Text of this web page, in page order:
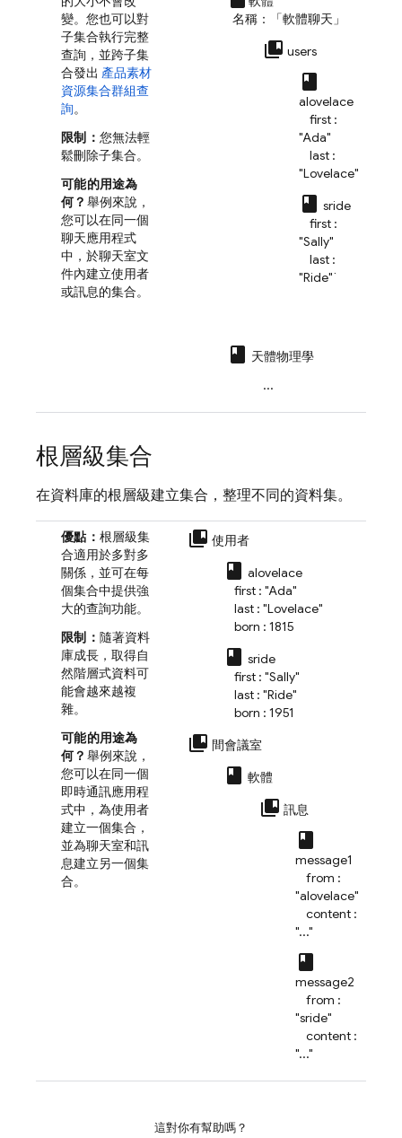
變。您也可以對
子集合執行完整
查詢，並跨子集
合發出 產品素材
資源集合群組查
詢。
限制： 您無法輕
鬆刪除子集合。
可能的用途為
何？ 舉例來說，
您可以在同一個
聊天應用程式
中，於聊天室文
件內建立使用者
或訊息的集合。
名稱：「軟體聊天」
collections_bookmark users
class
alovelace
first :
"Ada"
last :
"Lovelace"
class
sride
first :
"Sally"
last :
"Ride"`
class
天體物理學
...
根層級集合
在資料庫的根層級建立集合，整理不同的資料集。
優點： 根層級集
合適用於多對多
關係，並可在每
個集合中提供強
大的查詢功能。
限制： 隨著資料
庫成長，取得自
然階層式資料可
能會越來越複
雜。
可能的用途為
何？ 舉例來說，
您可以在同一個
即時通訊應用程
式中，為使用者
建立一個集合，
並為聊天室和訊
息建立另一個集
合。
collections_bookmark 使用者
class
alovelace
first : "Ada"
last : "Lovelace"
born : 1815
class
sride
first : "Sally"
last : "Ride"
born : 1951
collections_bookmark 間會議室
class 軟體
collections_bookmark 訊息
class
message1
from :
"alovelace"
content :
"..."
class
message2
from :
"sride"
content :
"..."
這對你有幫助嗎？